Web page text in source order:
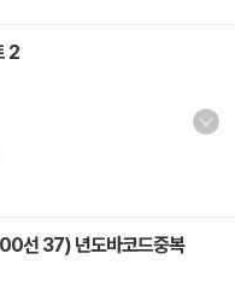
2
선 37) 년도바코드중복